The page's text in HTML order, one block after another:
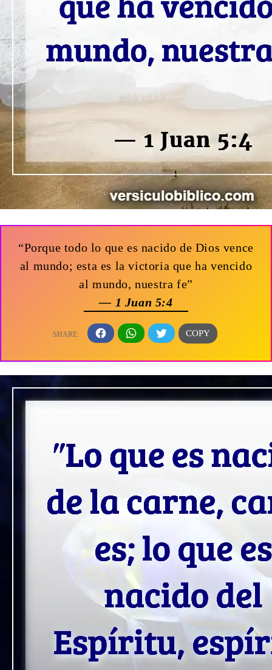
“Porque todo lo que es nacido de Dios vence
al mundo; esta es la victoria que ha vencido
al mundo, nuestra fe”
— 1 Juan 5:4